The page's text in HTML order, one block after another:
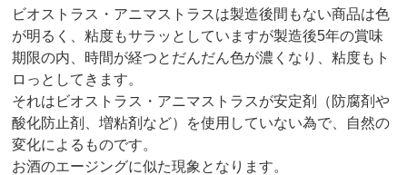
ビオストラス・アニマストラスは製造後間もない商品は色
が明るく、粘度もサラッとしていますが製造後5年の賞味
期限の内、時間が経つとだんだん色が濃くなり、粘度もト
ロっとしてきます。
それはビオストラス・アニマストラスが安定剤（防腐剤や
酸化防止剤、増粘剤など）を使用していない為で、自然の
変化によるものです。
お酒のエージングに似た現象となります。